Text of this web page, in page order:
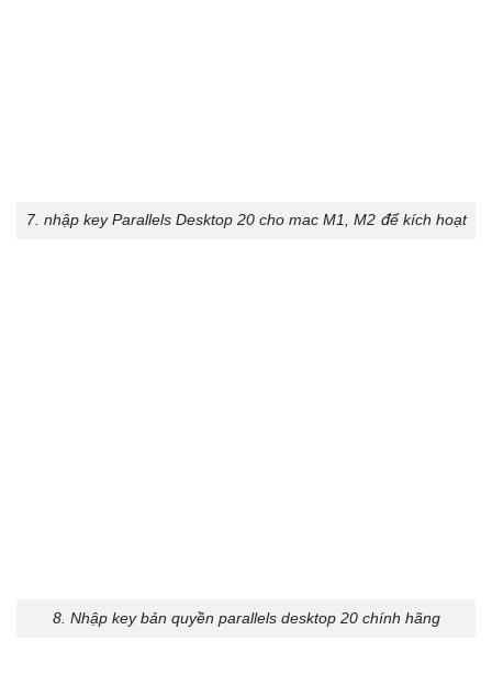
7. nhập key Parallels Desktop 20 cho mac M1, M2 để kích hoạt
8. Nhập key bản quyền parallels desktop 20 chính hãng